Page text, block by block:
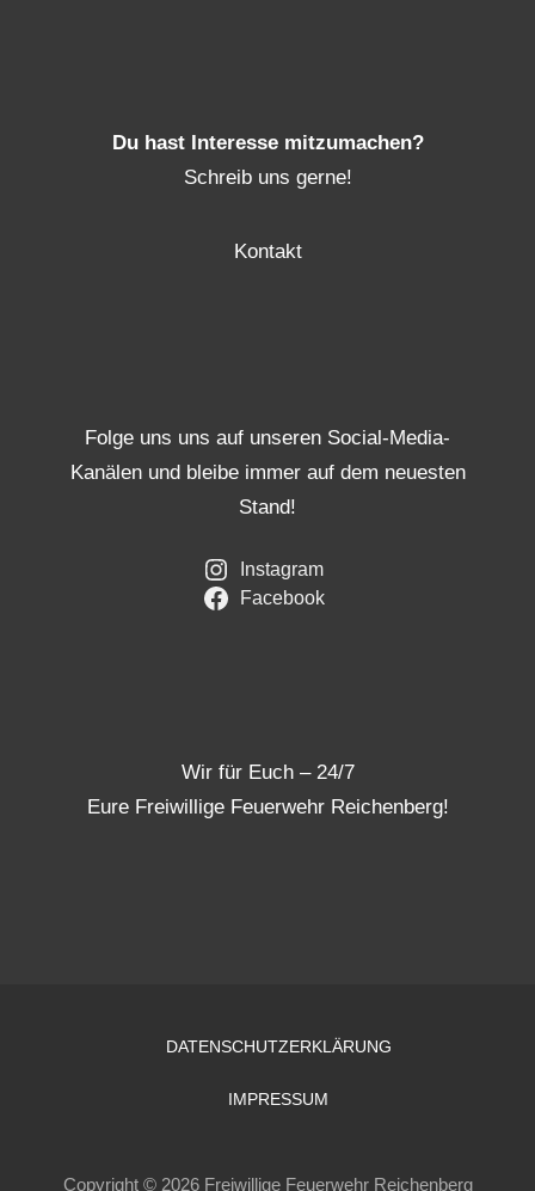
Du hast Interesse mitzumachen?
Schreib uns gerne!
Kontakt
Folge uns uns auf unseren Social-Media-
Kanälen und bleibe immer auf dem neuesten
Stand!
Instagram
Facebook
Wir für Euch – 24/7
Eure Freiwillige Feuerwehr Reichenberg!
DATENSCHUTZERKLÄRUNG
IMPRESSUM
Copyright © 2026 Freiwillige Feuerwehr Reichenberg